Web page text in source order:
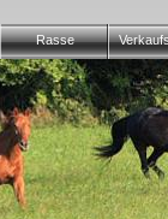
Rasse